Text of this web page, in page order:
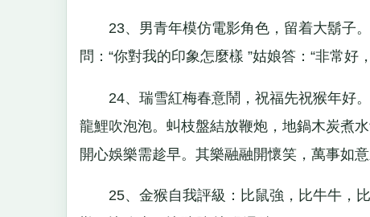
23、男青年模仿電影角色，留着大鬍子。
問：“你對我的印象怎麼樣 ”姑娘答：“非常
24、瑞雪紅梅春意鬧，祝福先祝猴年好。
龍鯉吹泡泡。虯枝盤結放鞭炮，地鍋木炭煮
開心娛樂需趁早。其樂融融開懷笑，萬事如
25、金猴自我評級：比鼠強，比牛牛，比